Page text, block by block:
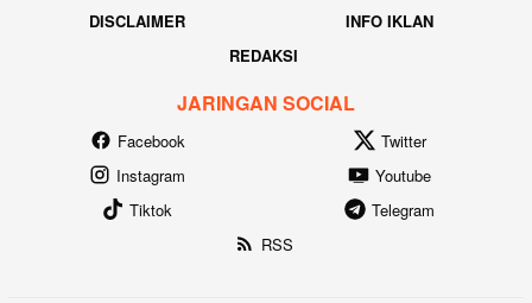
DISCLAIMER
INFO IKLAN
REDAKSI
JARINGAN SOCIAL
Facebook
Twitter
Instagram
Youtube
Tiktok
Telegram
RSS